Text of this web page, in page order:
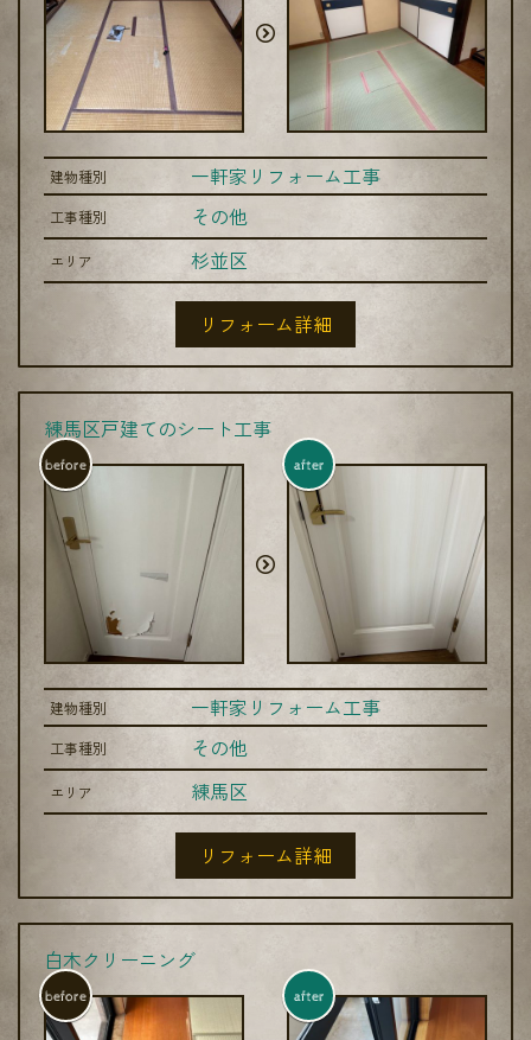
建物種別 一軒家リフォーム工事
工事種別 その他
エリア 杉並区
リフォーム詳細
練馬区戸建てのシート工事
before after
建物種別 一軒家リフォーム工事
工事種別 その他
エリア 練馬区
リフォーム詳細
白木クリーニング
before after